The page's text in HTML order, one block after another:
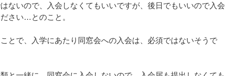
ないので、入会しなくてもいいですが、後日でもいいので入会
さい…とのこと。
とで、入学にあたり同窓会への入会は、必須ではないそうで